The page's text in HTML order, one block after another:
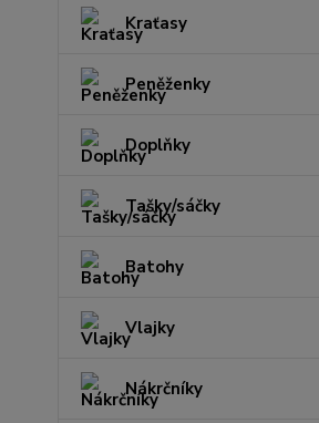
Kraťasy
Peněženky
Doplňky
Tašky/sáčky
Batohy
Vlajky
Nákrčníky